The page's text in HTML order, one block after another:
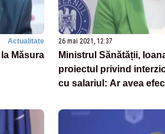
Actualitate
Măsura
26 mai 2021, 12:37
Ministrul Sănătății,
proiectul privind
cu salariul: Ar avea